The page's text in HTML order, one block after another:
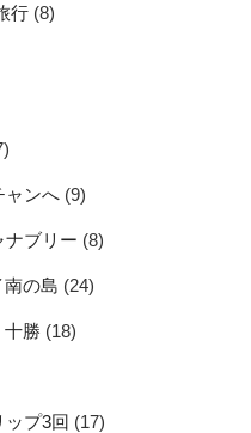
行 (8)
ャンへ (9)
ブリー (8)
南の島 (24)
十勝 (18)
ップ3回 (17)